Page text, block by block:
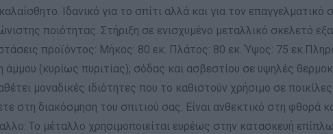
Ιδανικό για το σπίτι αλλά και για τον
ποιότητας. Στήριξη σε ενισχυμένο μεταλλικό σκελετό
προϊόντος: Μήκος: 80 εκ. Πλάτος: 80 εκ. Ύψος: 75
(κυρίως πυριτίας), σόδας και ασβεστίου σε υψηλές
μοναδικές ιδιότητες που το καθιστούν χρήσιμο σε
στη διακόσμηση του σπιτιού σας. Είναι ανθεκτικό στη φθορά
Το μέταλλο χρησιμοποιείται ευρέως στην κατασκευή